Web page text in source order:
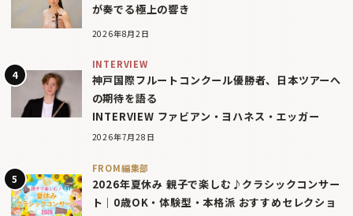
が奏でる極上の響き
2026年8月2日
INTERVIEW
神戸国際フルートコンクール優勝者、日本ツアーへ
の期待を語る
INTERVIEW ファビアン・ヨハネス・エッガー
2026年7月28日
FROM編集部
2026年夏休み 親子で楽しむ♪クラシックコンサー
ト｜0歳OK・体験型・本格派 おすすめセレクショ